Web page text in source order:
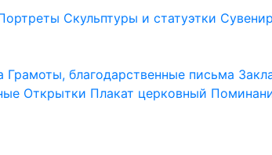
Скульптуры и статуэтки
Грамоты, благодарственные письма
Открытки Плакат церковный